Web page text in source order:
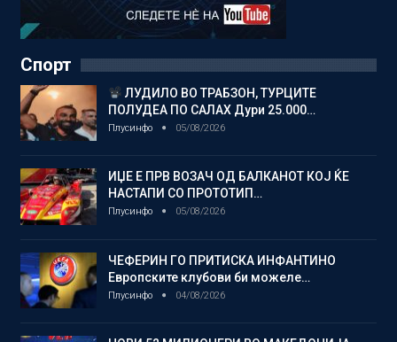
Спорт
ЛУДИЛО ВО ТРАБЗОН, ТУРЦИТЕ
ПОЛУДЕА ПО САЛАХ Дури 25.000…
Плусинфо 05/08/2026
ИЏЕ Е ПРВ ВОЗАЧ ОД БАЛКАНОТ КОЈ ЌЕ
НАСТАПИ СО ПРОТОТИП…
Плусинфо 05/08/2026
ЧЕФЕРИН ГО ПРИТИСКА ИНФАНТИНО
Европските клубови би можеле…
Плусинфо 04/08/2026